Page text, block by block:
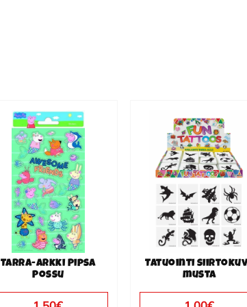
Tarra-arkki Pipsa
Possu
Tatuointi
musta